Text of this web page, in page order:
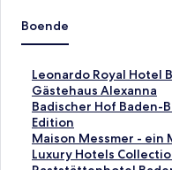
Boende
Leonardo Royal Hotel
L
ä
n
k
t
i
Gästehaus Alexanna
L
ä
n
k
t
Badischer Hof Baden-
Edition
L
ä
n
k
Maison Messmer - ein
Luxury Hotels
L
ä